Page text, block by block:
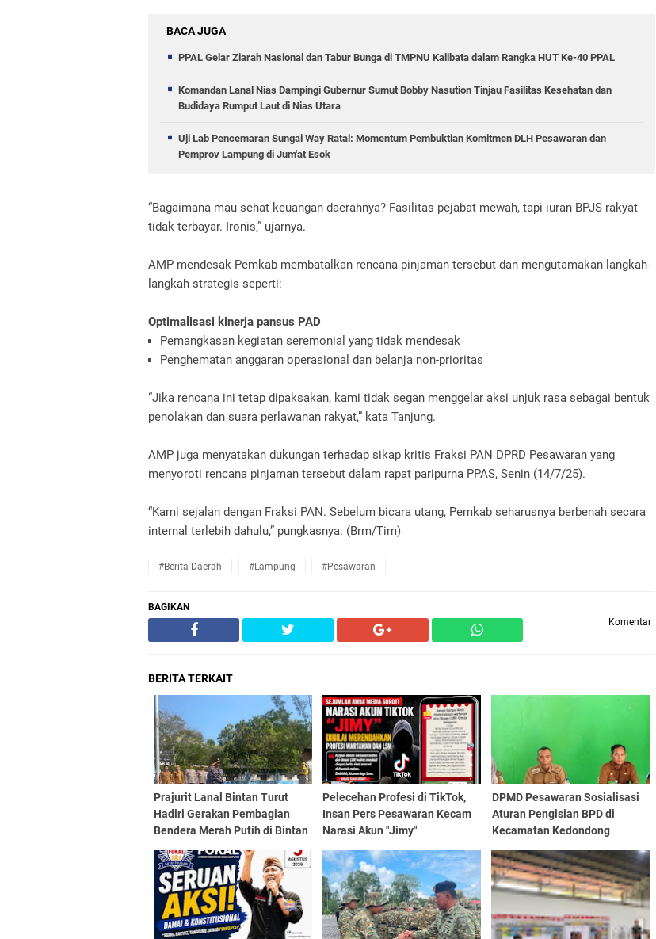
BACA JUGA
PPAL Gelar Ziarah Nasional dan Tabur Bunga di TMPNU Kalibata dalam Rangka HUT Ke-40 PPAL
Komandan Lanal Nias Dampingi Gubernur Sumut Bobby Nasution Tinjau Fasilitas Kesehatan dan
Budidaya Rumput Laut di Nias Utara
Uji Lab Pencemaran Sungai Way Ratai: Momentum Pembuktian Komitmen DLH Pesawaran dan
Pemprov Lampung di Jum'at Esok
“Bagaimana mau sehat keuangan daerahnya? Fasilitas pejabat mewah, tapi iuran BPJS rakyat
tidak terbayar. Ironis,” ujarnya.
AMP mendesak Pemkab membatalkan rencana pinjaman tersebut dan mengutamakan langkah-
langkah strategis seperti:
Optimalisasi kinerja pansus PAD
Pemangkasan kegiatan seremonial yang tidak mendesak
Penghematan anggaran operasional dan belanja non-prioritas
“Jika rencana ini tetap dipaksakan, kami tidak segan menggelar aksi unjuk rasa sebagai bentuk
penolakan dan suara perlawanan rakyat,” kata Tanjung.
AMP juga menyatakan dukungan terhadap sikap kritis Fraksi PAN DPRD Pesawaran yang
menyoroti rencana pinjaman tersebut dalam rapat paripurna PPAS, Senin (14/7/25).
“Kami sejalan dengan Fraksi PAN. Sebelum bicara utang, Pemkab seharusnya berbenah secara
internal terlebih dahulu,” pungkasnya. (Brm/Tim)
#Berita Daerah #Lampung #Pesawaran
BAGIKAN
Komentar
BERITA TERKAIT
Prajurit Lanal Bintan Turut
Hadiri Gerakan Pembagian
Bendera Merah Putih di Bintan
Pelecehan Profesi di TikTok,
Insan Pers Pesawaran Kecam
Narasi Akun "Jimy"
DPMD Pesawaran Sosialisasi
Aturan Pengisian BPD di
Kecamatan Kedondong